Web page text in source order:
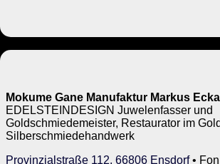
Mokume Gane Manufaktur Markus
EDELSTEINDESIGN Juwelenfasser und
Goldschmiedemeister, Restaurator im
Silberschmiedehandwerk
Provinzialstraße 112, 66806 Ensdorf•